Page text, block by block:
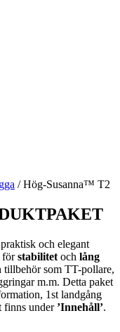
/Hög-Susanna™ T2
och elegant
förstabilitet och lång
tillbehör som TT-pollare,
m.m. Detta paket
1st landgång
finns under ’Innehåll’.